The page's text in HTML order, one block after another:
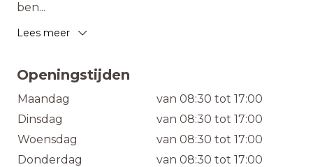
ben...
Lees meer
Openingstijden
Maandag
van 08:30 tot 17:00
Dinsdag
van 08:30 tot 17:00
Woensdag
van 08:30 tot 17:00
Donderdag
van 08:30 tot 17:00